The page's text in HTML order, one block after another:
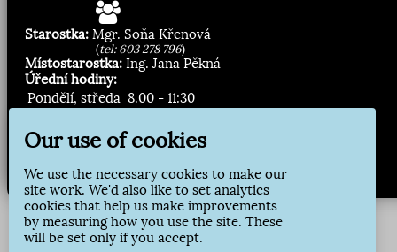
Starostka: Mgr. Soňa Křenová
(tel: 603 278 796)
Místostarostka: Ing. Jana Pěkná
Úřední hodiny:
Pondělí, středa 8.00 - 11:30
Přihlásit odběr
Our use of cookies
We use the necessary cookies to make our
site work. We'd also like to set analytics
cookies that help us make improvements
by measuring how you use the site. These
will be set only if you accept.